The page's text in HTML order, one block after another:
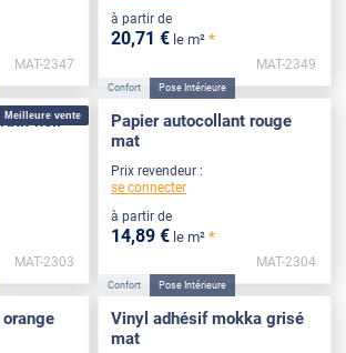
MAT-2347
à partir de
20,71 € le m² *
MAT-2349
Meilleure vente
noir
MAT-2303
Confort Pose Intérieure
Papier autocollant rouge
mat
Prix revendeur :
se connecter
à partir de
14,89 € le m² *
MAT-2304
Confort Pose Intérieure
Vinyl adhésif mokka grisé
mat